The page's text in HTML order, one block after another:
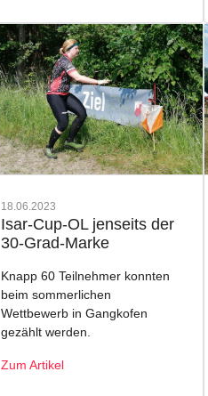
18.06.2023
Isar-Cup-OL jenseits der
30-Grad-Marke
Knapp 60 Teilnehmer konnten
beim sommerlichen
Wettbewerb in Gangkofen
gezählt werden.
Zum Artikel